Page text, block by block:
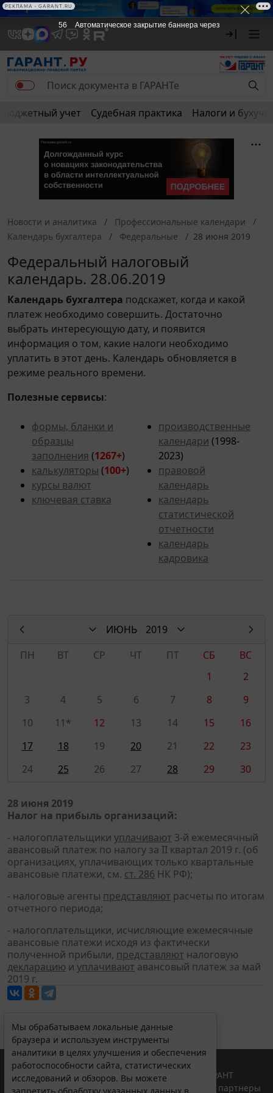
Бюджетный учет Судебная практика Налоги и
Новости и аналитика
Профессиональные календари
Календарь бухгалтера
Федеральные 28 июня 2019
Федеральный налоговый
календарь. 28.06.2019
Календарь бухгалтера подскажет, когда и какой
платеж необходимо совершить. Достаточно
выбрать интересующую дату, и появится
информация о том, какие налоги необходимо
уплатить в этот день. Календарь обновляется в
режиме реального времени.
Полезные сервисы:
формы, бланки и
образцы
заполнения (1267+)
калькуляторы (100+)
курсы валют
ключевая ставка
производственные
календари (1998-
2023)
правовой
календарь
календарь
статистической
отчетности
календарь
кадровика
ИЮНЬ
2019
ПН
ВТ СР ЧТ ПТ СБ
ВС
1
2
3
4 5 6 7 8
9
10
11* 12 13 14 15
16
17
18 19 20 21 22
23
24
25 26 27 28 29 30
28 июня 2019
Налог на прибыль организаций:
- налогоплательщики уплачивают 3-й ежемесячный
авансовый платеж по налогу за II квартал 2019 г. (об
организациях, уплачивающих только квартальные
авансовые платежи, см. ст. 286 НК РФ);
- налоговые агенты представляют расчеты по итогам
отчетного периода;
- налогоплательщики, исчисляющие ежемесячные
авансовые платежи исходя из фактически
полученной прибыли, представляют налоговую
декларацию и уплачивают авансовый платеж за май
2019 г.
Мы обрабатываем локальные данные
браузера и используем инструменты
аналитики в целях улучшения и обеспечения
работоспособности сайта, статистических
исследований и обзоров. Вы можете
© ООО "НПП "ГАРАНТ-СЕРВИС", 2026. Система ГАРАНТ
выпускается с 1990 года. Компания "Гарант" и ее партнеры
56 Автоматическое закрытие баннера через
РЕКЛАМА • GARANT.RU